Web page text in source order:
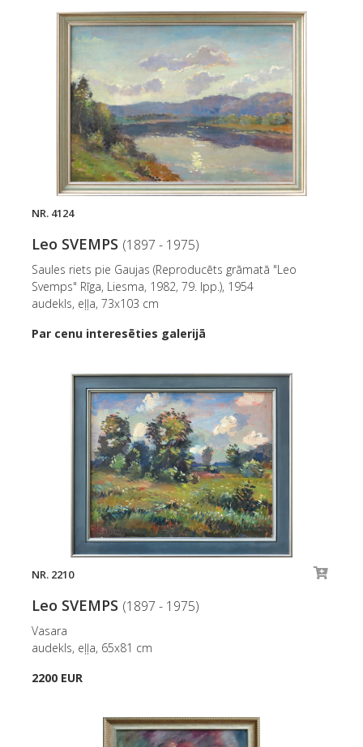
NR. 4124
Leo SVEMPS (1897 - 1975)
Saules riets pie Gaujas (Reproducēts grāmatā "Leo
Svemps" Rīga, Liesma, 1982, 79. lpp.), 1954
audekls, eļļa, 73x103 cm
Par cenu interesēties galerijā
NR. 2210
Leo SVEMPS (1897 - 1975)
Vasara
audekls, eļļa, 65x81 cm
2200 EUR